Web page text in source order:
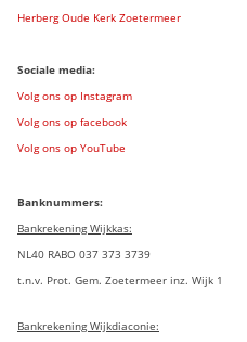
Herberg Oude Kerk Zoetermeer
Sociale media:
Volg ons op Instagram
Volg ons op facebook
Volg ons op YouTube
Banknummers:
Bankrekening Wijkkas:
NL40 RABO 037 373 3739
t.n.v. Prot. Gem. Zoetermeer inz. Wijk 1
Bankrekening Wijkdiaconie: